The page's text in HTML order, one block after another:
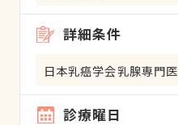
詳細条件
日本乳癌学会乳腺専門医
診療曜日